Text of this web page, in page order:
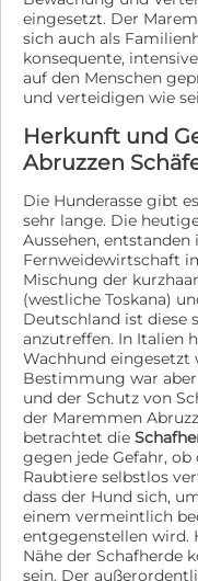
oder fremde Personen
meiner Einschätzung
Informationen Mir ist
möchte ich Franzls
Franzl zeigt einen
Territorialinstinkt. In
trotz intensiver
Beißvorfall gegenüber
meine Entscheidung,
Lebensplatz zu
nicht, weil ich
seinen zukünftigen
Gleichzeitig bin ich
wunderbarer Hund für
Herdenschutzhunde
einschätzen können
bieten. Vermittlung
einem ausführlichen
vermittelt. Mir geht es
einen Platz zu finden.
bei dem Franzl endlich
das er gemacht ist.
eingesetzt. Der
sich auch als
konsequente,
auf den Menschen
und verteidigen wie
Herkunft und
Abruzzen
Die Hunderasse gibt
sehr lange. Die
Aussehen,
Fernweidewirtschaft
Mischung der
(westliche Toskana)
Deutschland ist diese
anzutreffen. In Italien
Wachhund eingesetzt
Bestimmung war
und der Schutz von
der Maremmen
betrachtet die
gegen jede Gefahr,
Raubtiere selbstlos
dass der Hund sich,
einem vermeintlich
entgegenstellen wird.
Nähe der Schafherde
sein. Der